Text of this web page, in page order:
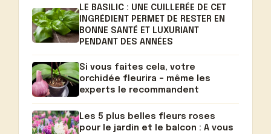
LE BASILIC : UNE CUILLERÉE DE CET
INGRÉDIENT PERMET DE RESTER EN
BONNE SANTÉ ET LUXURIANT
PENDANT DES ANNÉES
Si vous faites cela, votre
orchidée fleurira – même les
experts le recommandent
Les 5 plus belles fleurs roses
pour le jardin et le balcon : A vous